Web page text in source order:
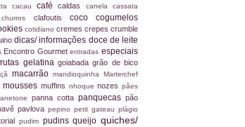
cacaucafécaldas canelacassata
churros clafoutis cococogumelos
cotidiano cremes crepes crumble
dicas/ informações doce de leite
Encontro Gourmetentradas especiais
gelatinagoiabadagrão de bico
macarrão mandioquinha Marterchef
moussesmuffins nhoquenozespâes
panna cottapanquecaspão
pavlova pepino petit gateauplágio
pudim pudinsqueijo quiches/